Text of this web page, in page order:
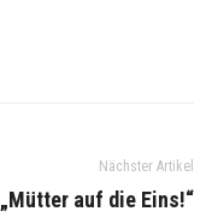
Nächster Artikel
„Mütter auf die Eins!“